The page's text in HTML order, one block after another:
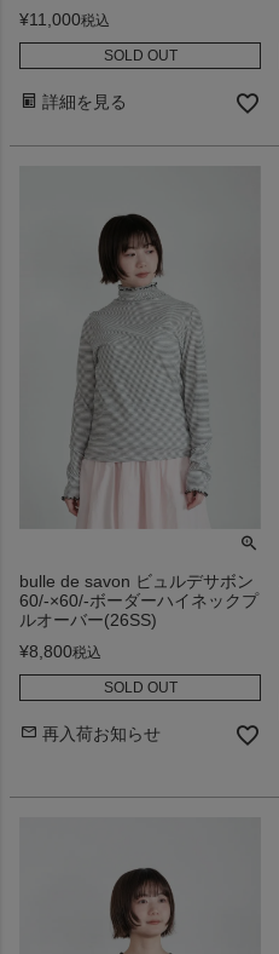
¥11,000税込
SOLD OUT
詳細を見る
bulle de savon ビュルデサボン
60/-×60/-ボーダーハイネックプ
ルオーバー(26SS)
¥8,800税込
SOLD OUT
再入荷お知らせ